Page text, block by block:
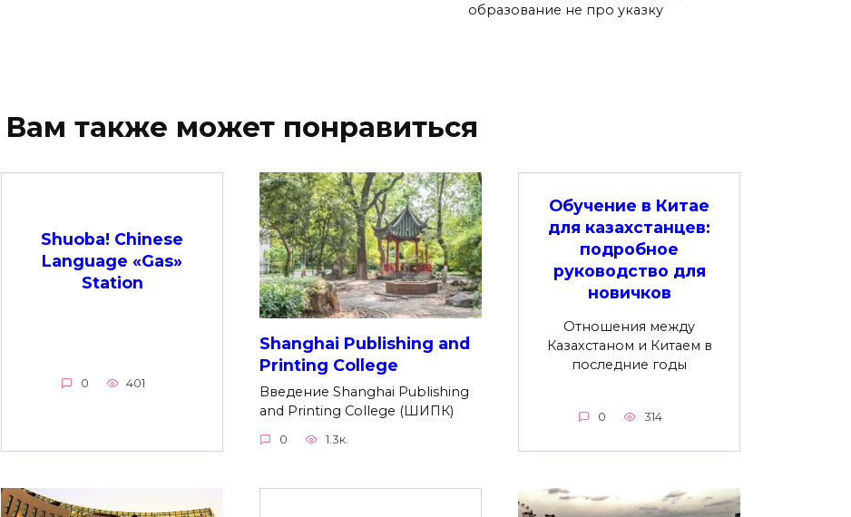
образование не про указку
Вам также может понравиться
Shuoba! Chinese
Language «Gas»
Station
0 401
Shanghai Publishing and
Printing College
Введение Shanghai Publishing
and Printing College (ШИПК)
0 1.3к.
Обучение в Китае
для казахстанцев:
подробное
руководство для
новичков
Отношения между
Казахстаном и Китаем в
последние годы
0 314